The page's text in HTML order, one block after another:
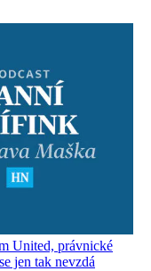
United, právnické
jen tak nevzdá